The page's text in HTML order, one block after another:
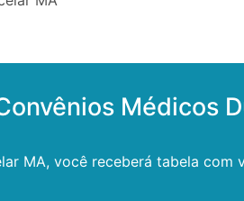
Médicos
MA, você receberá tabela com